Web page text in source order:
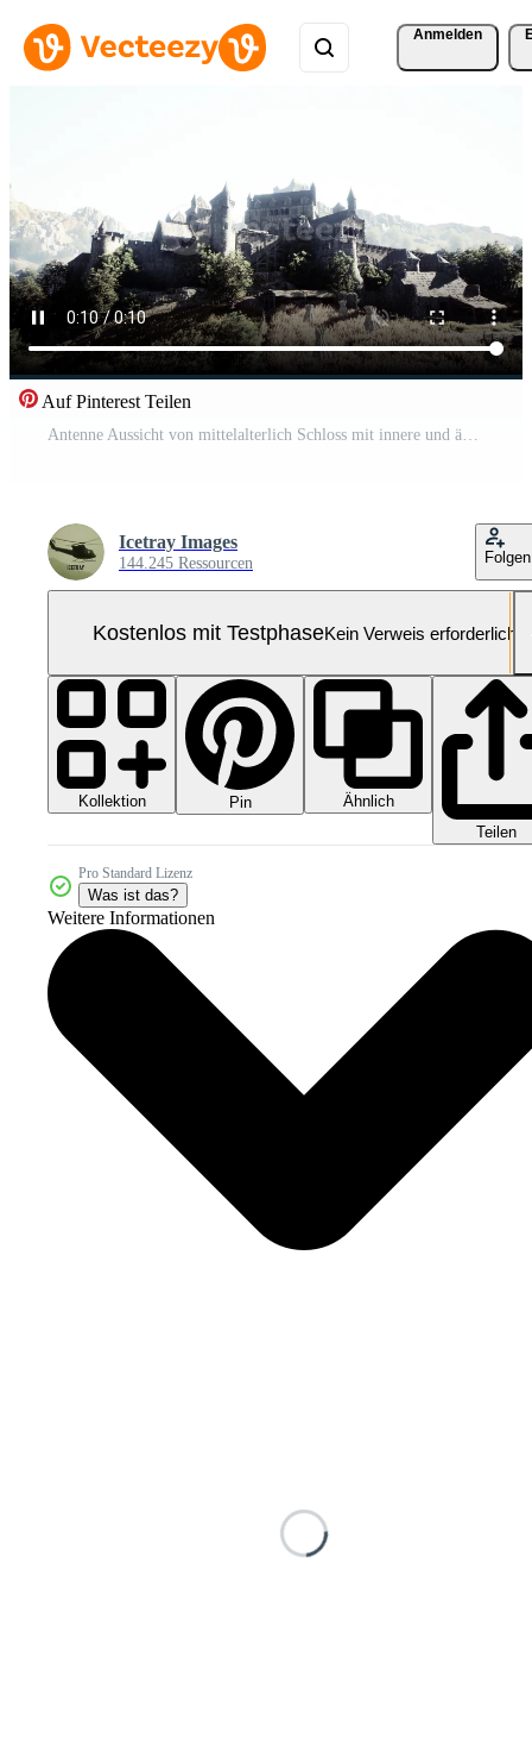
Anmelden
Auf Pinterest Teilen
Antenne Aussicht von mittelalterlich Schloss mit innere und äußere Hof Pro Video
Icetray Images
144.245 Ressourcen Folgen
Kostenlos mit TestphaseKein Verweis erforderlich
Kollektion Pin
Ähnlich
Teilen
Pro Standard Lizenz
Was ist das?
Weitere Informationen